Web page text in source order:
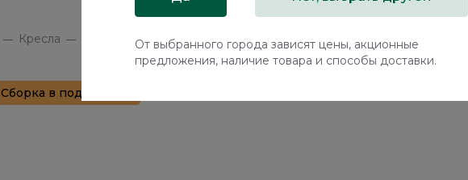
Кресла Диванное кресло Талла / Talla ММ100.11
Сборка в подарок
От выбранного города зависят цены, акционные
предложения, наличие товара и способы доставки.